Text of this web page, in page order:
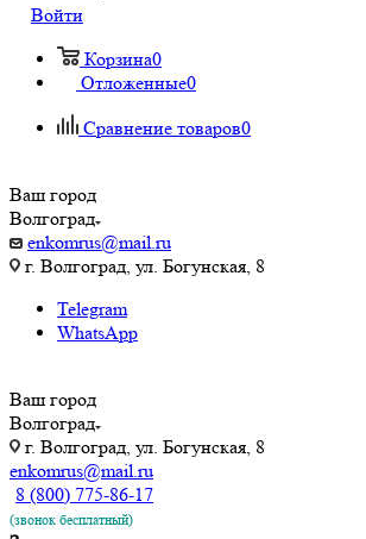
Войти
Корзина0
Отложенные0
Сравнение товаров0
Ваш город
Волгоград
enkomrus@mail.ru
г. Волгоград, ул. ​Богунская, 8
Telegram
WhatsApp
Ваш город
Волгоград
г. Волгоград, ул. ​Богунская, 8
enkomrus@mail.ru
8 (800) 775-86-17
(звонок бесплатный)